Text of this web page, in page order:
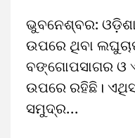
ଭୁବନେଶ୍ବର:
ଉପରେ ଥିବା
ବଙ୍ଗୋପସାଗର ଓ
ଉପରେ ରହିଛି।
ସମୁଦ୍ର...